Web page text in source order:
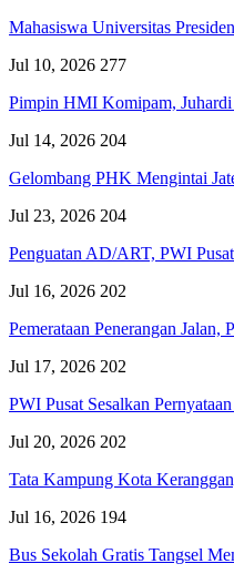
Mahasiswa Universitas
Jul 10, 2026 277
Pimpin HMI Komipam,
Jul 14, 2026 204
Gelombang PHK Mengintai
Jul 23, 2026 204
Penguatan AD/ART, PWI
Jul 16, 2026 202
Pemerataan Penerangan
Jul 17, 2026 202
PWI Pusat Sesalkan
Jul 20, 2026 202
Tata Kampung Kota
Jul 16, 2026 194
Bus Sekolah Gratis Tangsel